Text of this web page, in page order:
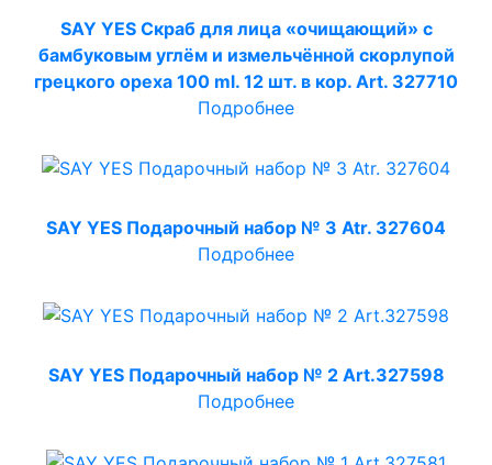
SAY YES Скраб для лица «очищающий» с
бамбуковым углём и измельчённой скорлупой
грецкого ореха 100 ml. 12 шт. в кор. Art. 327710
Подробнее
SAY YES Подарочный набор № 3 Atr. 327604
Подробнее
SAY YES Подарочный набор № 2 Art.327598
Подробнее